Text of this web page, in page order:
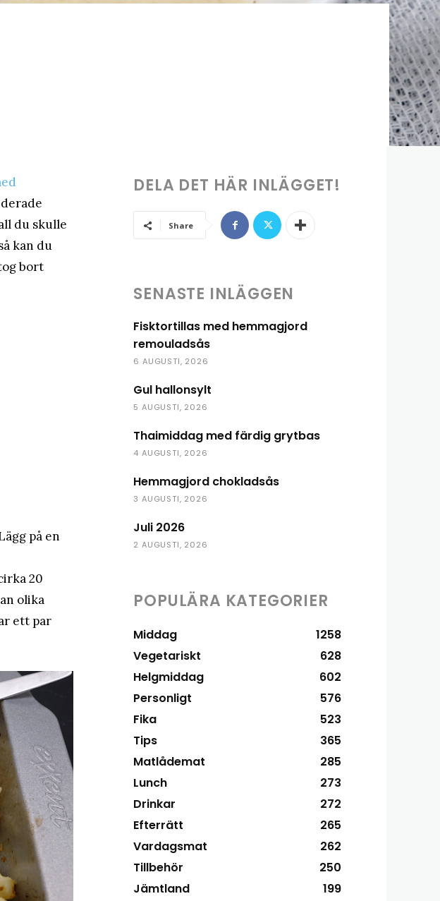
du skulle
kan du
bort
på en
20
olika
ett par
DELA DET HÄR INLÄGGET!
Share
SENASTE INLÄGGEN
Fisktortillas med hemmagjord
remouladsås
6 AUGUSTI, 2026
Gul hallonsylt
5 AUGUSTI, 2026
Thaimiddag med färdig grytbas
4 AUGUSTI, 2026
Hemmagjord chokladsås
3 AUGUSTI, 2026
Juli 2026
2 AUGUSTI, 2026
POPULÄRA KATEGORIER
Middag
1258
Vegetariskt
628
Helgmiddag
602
Personligt
576
Fika
523
Tips
365
Matlådemat
285
Lunch
273
Drinkar
272
Efterrätt
265
Vardagsmat
262
Tillbehör
250
Jämtland
199